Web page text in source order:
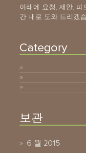
아래에 요청, 제안,
간 내로 도와 드리겠
Category
보관
6 월 2015